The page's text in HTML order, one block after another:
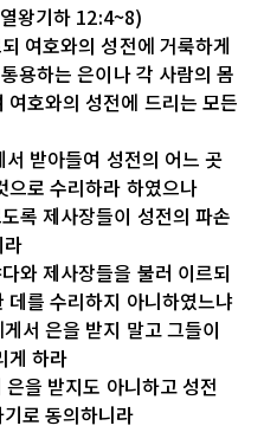
왕기하 12:4~8)
여호와의 성전에 거룩하게
용하는 은이나 각 사람의 몸
호와의 성전에 드리는 모든
받아들여 성전의 어느 곳
으로 수리하라 하였으나
록 제사장들이 성전의 파손
와 제사장들을 불러 이르되
를 수리하지 아니하였느냐
서 은을 받지 말고 그들이
게 하라
을 받지도 아니하고 성전
로 동의하니라